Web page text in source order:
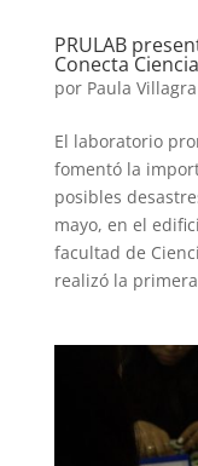
PRULAB
Conecta Ciencia
por Paula Villagra
El laboratorio
fomentó la
posibles
mayo, en el
facultad de
realizó la